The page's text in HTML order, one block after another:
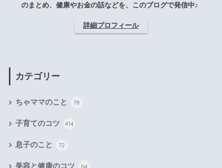
のまとめ、健康やお金の話などを、このブログで発信中♪
詳細プロフィール
カテゴリー
ちゃママのこと 78
子育てのコツ 414
息子のこと 72
美容と健康のコツ 64